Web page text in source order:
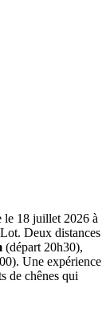
le 18 juillet 2026 à
Deux distances
(départ 20h30),
Une expérience
de chênes qui